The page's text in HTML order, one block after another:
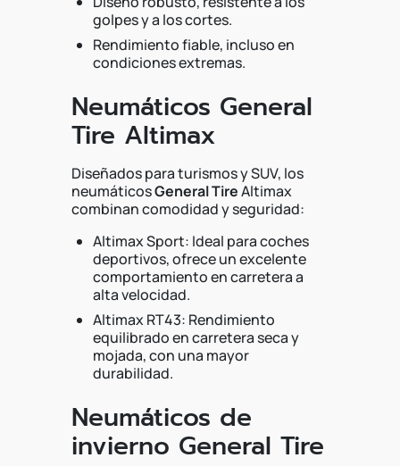
golpes y a los cortes.
Rendimiento fiable, incluso en
condiciones extremas.
Neumáticos General
Tire Altimax
Diseñados para turismos y SUV, los
neumáticosGeneral TireAltimax
combinan comodidad y seguridad:
Altimax Sport: Ideal para coches
deportivos, ofrece un excelente
comportamiento en carretera a
alta velocidad.
Altimax RT43: Rendimiento
equilibrado en carretera seca y
mojada, con una mayor
durabilidad.
Neumáticos de
invierno General Tire